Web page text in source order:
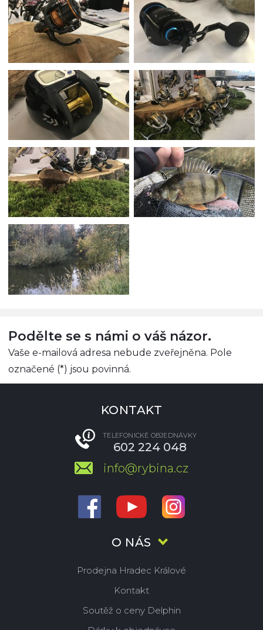
Podělte se s námi o váš názor.
Vaše e-mailová adresa nebude zveřejněna. Pole
označené (*) jsou povinná.
O NÁS
Prodejna Hradec Králové
Kontakt
Soutěž o ceny Delphin
KONTAKT
TELEFONICKÉ OBJEDNÁVKY
602 224 048
info@rybina.cz